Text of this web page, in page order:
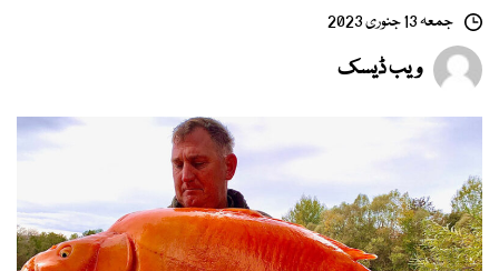
جمعہ 13 جنوری 2023
ویب ڈیسک